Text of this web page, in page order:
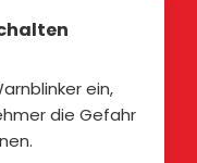
ein,
die Gefahr